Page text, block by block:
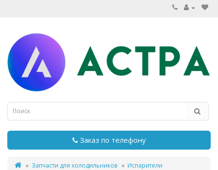
Заказ по телефону
Запчасти для холодильников
Испарители